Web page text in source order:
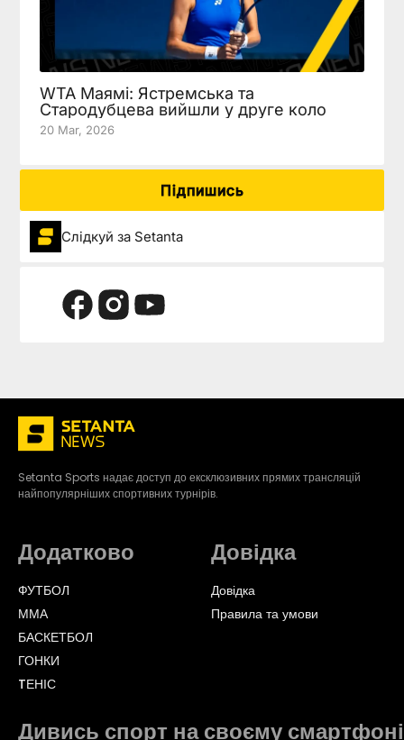
WTA Маямі: Ястремська та
Стародубцева вийшли у друге коло
20 Mar, 2026
Підпишись
Слідкуй за Setanta
Setanta Sports надає доступ до ексклюзивних прямих трансляцій
найпопулярніших спортивних турнірів.
Додатково
ФУТБОЛ
ММА
БАСКЕТБОЛ
ГОНКИ
TЕНІС
Довідка
Довідка
Правила та умови
Дивись спорт на своєму смартфоні